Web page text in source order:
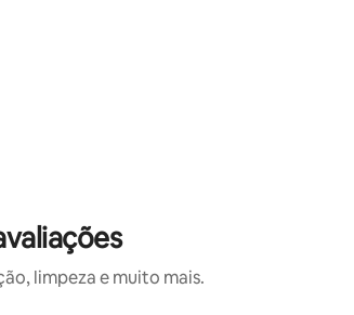
limpeza e muito mais.